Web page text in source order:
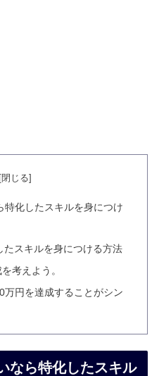
化したスキルを身につけ
たスキルを身につける方法
考えよう。
円を達成することがシン
なら特化したスキル